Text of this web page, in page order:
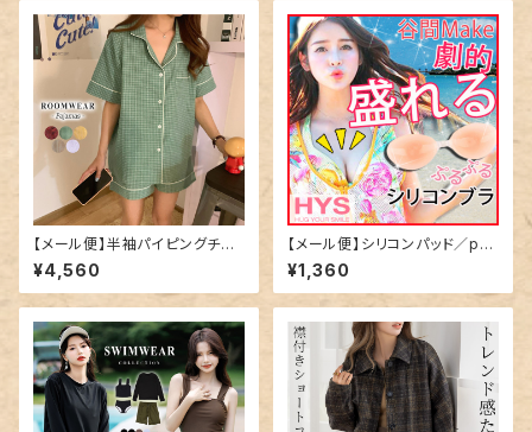
【メール便】半袖パイピングチェ
ックルームウエア／roomwear
122
¥4,560
【メール便】シリコンパッド／pa
d-002
¥1,360